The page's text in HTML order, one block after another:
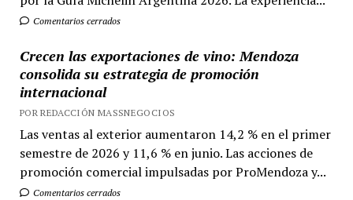
Comentarios cerrados
Crecen las exportaciones de vino: Mendoza
consolida su estrategia de promoción
internacional
POR REDACCIÓN MASSNEGOCIOS
Las ventas al exterior aumentaron 14,2 % en el primer
semestre de 2026 y 11,6 % en junio. Las acciones de
promoción comercial impulsadas por ProMendoza y...
Comentarios cerrados